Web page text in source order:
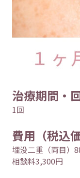
治療期間・
1回
費用（税込価
埋没二重（両目）
相談料3,300円